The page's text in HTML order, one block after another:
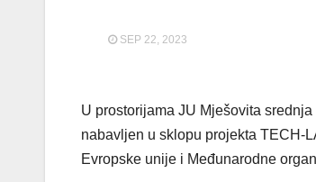
SEP 22, 2023
U prostorijama JU Mješovita
nabavljen u sklopu projekta TECH-
Evropske unije i Međunarodne